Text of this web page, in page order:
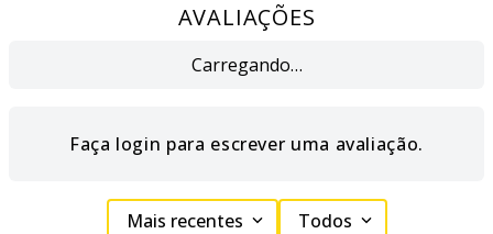
AVALIAÇÕES
Carregando…
Faça login para escrever uma avaliação.
Mais recentes Todos